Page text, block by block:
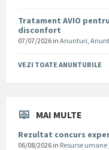
Tratament AVIO
disconfort
07/07/2026 in Anunturi,
VEZI TOATE ANUNTURILE
MAI MULTE
Rezultat concurs
06/08/2026 in Resurse